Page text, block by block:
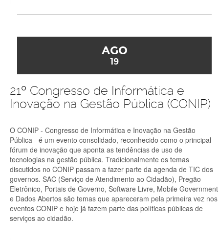
AGO
19
21º Congresso de Informática e
Inovação na Gestão Pública (CONIP)
O CONIP - Congresso de Informática e Inovação na Gestão
Pública - é um evento consolidado, reconhecido como o principal
fórum de inovação que aponta as tendências de uso de
tecnologias na gestão pública. Tradicionalmente os temas
discutidos no CONIP passam a fazer parte da agenda de TIC dos
governos. SAC (Serviço de Atendimento ao Cidadão), Pregão
Eletrônico, Portais de Governo, Software Livre, Mobile Government
e Dados Abertos são temas que apareceram pela primeira vez nos
eventos CONIP e hoje já fazem parte das políticas públicas de
serviços ao cidadão.